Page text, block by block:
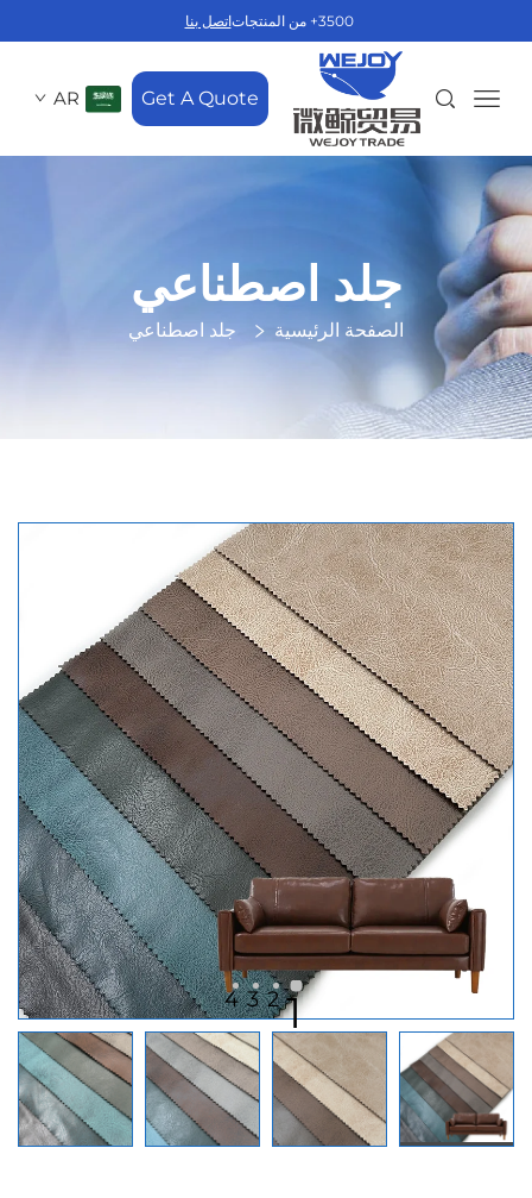
3500+ من المنتجات اتصل بنا
Get A Quote
AR
جلد اصطناعي
الصفحة الرئيسية جلد اصطناعي
1
2
3
4